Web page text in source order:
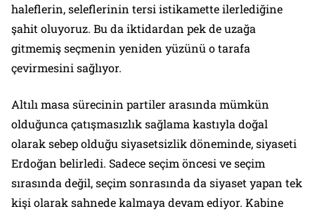
haleflerin, seleflerinin tersi istikamette ilerlediğine
şahit oluyoruz. Bu da iktidardan pek de uzağa
gitmemiş seçmenin yeniden yüzünü o tarafa
çevirmesini sağlıyor.
Altılı masa sürecinin partiler arasında mümkün
olduğunca çatışmasızlık sağlama kastıyla doğal
olarak sebep olduğu siyasetsizlik döneminde, siyaseti
Erdoğan belirledi. Sadece seçim öncesi ve seçim
sırasında değil, seçim sonrasında da siyaset yapan tek
kişi olarak sahnede kalmaya devam ediyor. Kabine